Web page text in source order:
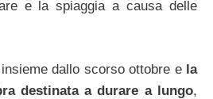
e la spiaggia a causa delle
dallo scorso ottobre e la
destinata a durare a lungo,